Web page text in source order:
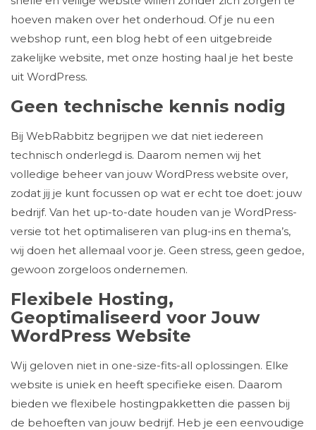
hoeven maken over het onderhoud. Of je nu een
webshop runt, een blog hebt of een uitgebreide
zakelijke website, met onze hosting haal je het beste
uit WordPress.
Geen technische kennis nodig
Bij WebRabbitz begrijpen we dat niet iedereen
technisch onderlegd is. Daarom nemen wij het
volledige beheer van jouw WordPress website over,
zodat jij je kunt focussen op wat er echt toe doet: jouw
bedrijf. Van het up-to-date houden van je WordPress-
versie tot het optimaliseren van plug-ins en thema’s,
wij doen het allemaal voor je. Geen stress, geen gedoe,
gewoon zorgeloos ondernemen.
Flexibele Hosting,
Geoptimaliseerd voor Jouw
WordPress Website
Wij geloven niet in one-size-fits-all oplossingen. Elke
website is uniek en heeft specifieke eisen. Daarom
bieden we flexibele hostingpakketten die passen bij
de behoeften van jouw bedrijf. Heb je een eenvoudige